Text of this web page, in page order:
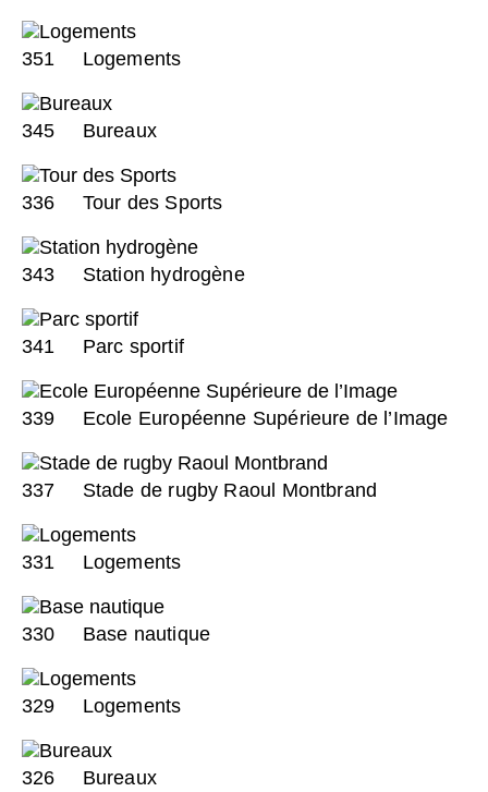
351 Logements
345 Bureaux
336 Tour des Sports
343 Station hydrogène
341 Parc sportif
339 Ecole Européenne Supérieure de l’Image
337 Stade de rugby Raoul Montbrand
331 Logements
330 Base nautique
329 Logements
326 Bureaux